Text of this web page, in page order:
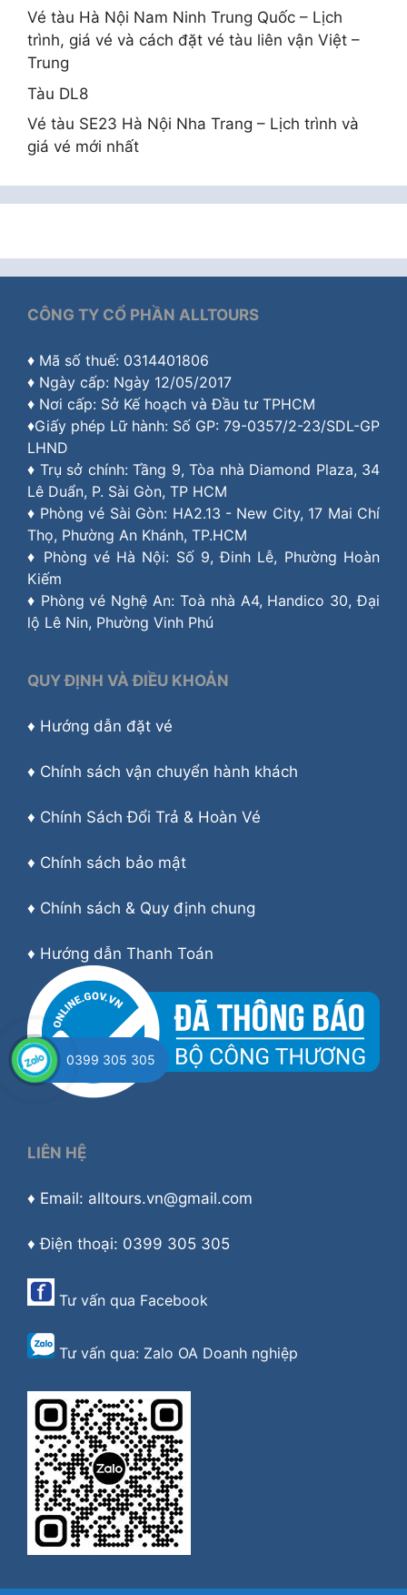
Vé tàu Hà Nội Nam Ninh Trung Quốc – Lịch
trình, giá vé và cách đặt vé tàu liên vận Việt –
Trung
Tàu DL8
Vé tàu SE23 Hà Nội Nha Trang – Lịch trình và
giá vé mới nhất
CÔNG TY CỔ PHẦN ALLTOURS
♦ Mã số thuế: 0314401806
♦ Ngày cấp: Ngày 12/05/2017
♦ Nơi cấp: Sở Kế hoạch và Đầu tư TPHCM
♦Giấy phép Lữ hành: Số GP: 79-0357/2-23/SDL-GP
LHND
♦ Trụ sở chính: Tầng 9, Tòa nhà Diamond Plaza, 34
Lê Duẩn, P. Sài Gòn, TP HCM
♦ Phòng vé Sài Gòn: HA2.13 - New City, 17 Mai Chí
Thọ, Phường An Khánh, TP.HCM
♦ Phòng vé Hà Nội: Số 9, Đinh Lễ, Phường Hoàn
Kiếm
♦ Phòng vé Nghệ An: Toà nhà A4, Handico 30, Đại
lộ Lê Nin, Phường Vinh Phú
QUY ĐỊNH VÀ ĐIỀU KHOẢN
♦ Hướng dẫn đặt vé
♦ Chính sách vận chuyển hành khách
♦ Chính Sách Đổi Trả & Hoàn Vé
♦ Chính sách bảo mật
♦ Chính sách & Quy định chung
♦ Hướng dẫn Thanh Toán
LIÊN HỆ
♦ Email: alltours.vn@gmail.com
♦ Điện thoại: 0399 305 305
Tư vấn qua Facebook
Tư vấn qua: Zalo OA Doanh nghiệp
0399 305 305